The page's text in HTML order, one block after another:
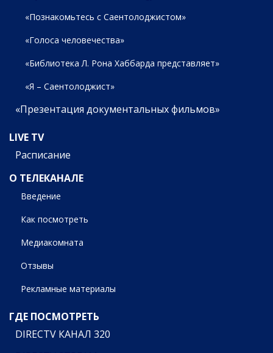
«Познакомьтесь с Саентолоджистом»
«Голоса человечества»
«Библиотека Л. Рона Хаббарда представляет»
«Я – Саентолоджист»
«Презентация документальных фильмов»
LIVE TV
Расписание
О ТЕЛЕКАНАЛЕ
Введение
Как посмотреть
Медиакомната
Отзывы
Рекламные материалы
ГДЕ ПОСМОТРЕТЬ
DIRECTV КАНАЛ 320